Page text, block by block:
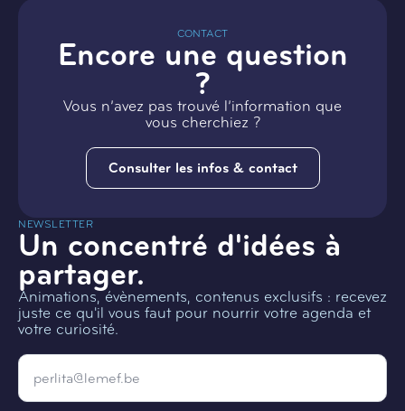
CONTACT
Encore une question
?
Vous n’avez pas trouvé l’information que
vous cherchiez ?
Consulter les infos & contact
NEWSLETTER
Un concentré d'idées à
partager.
Animations, évènements, contenus exclusifs : recevez
juste ce qu'il vous faut pour nourrir votre agenda et
votre curiosité.
Email